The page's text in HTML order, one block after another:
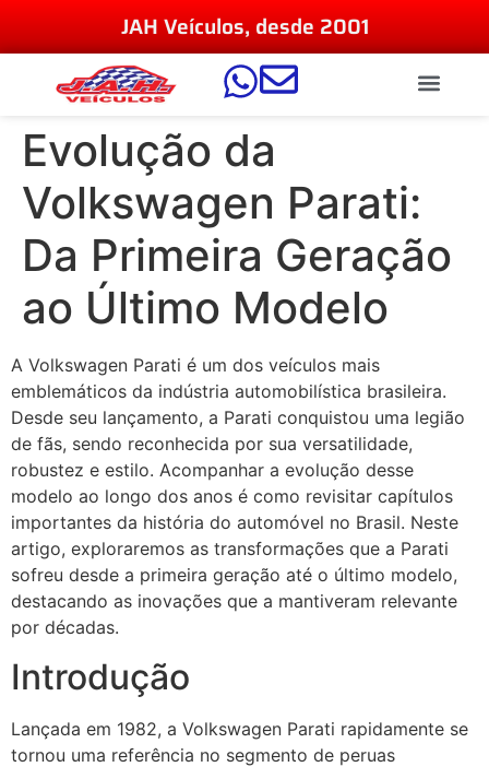
JAH Veículos, desde 2001
Evolução da
Volkswagen Parati:
Da Primeira Geração
ao Último Modelo
A Volkswagen Parati é um dos veículos mais
emblemáticos da indústria automobilística brasileira.
Desde seu lançamento, a Parati conquistou uma legião
de fãs, sendo reconhecida por sua versatilidade,
robustez e estilo. Acompanhar a evolução desse
modelo ao longo dos anos é como revisitar capítulos
importantes da história do automóvel no Brasil. Neste
artigo, exploraremos as transformações que a Parati
sofreu desde a primeira geração até o último modelo,
destacando as inovações que a mantiveram relevante
por décadas.
Introdução
Lançada em 1982, a Volkswagen Parati rapidamente se
tornou uma referência no segmento de peruas